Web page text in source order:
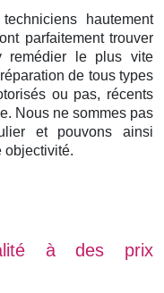
hautement
parfaitement trouver
remédier le plus vite
de tous types
ou pas, récents
Nous ne sommes pas
et pouvons ainsi
objectivité.
à des prix